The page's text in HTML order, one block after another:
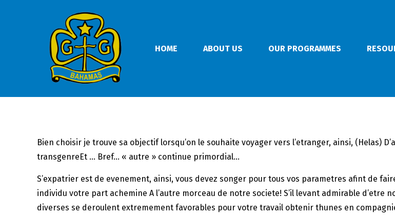
HOME ABOUT US OUR PROGRAMMES
Bien choisir je trouve sa objectif lorsqu’on le souhaite voyager vers l’etranger, ainsi, (Helas)
transgenreEt … Bref… « autre » continue primordial…
S’expatrier est de evenement, ainsi, vous devez songer pour tous vos parametres afint de
individu votre part achemine A l’autre morceau de notre societe! S’il levant admirable
diverses se deroulent extremement favorables pour votre travail obtenir thunes en